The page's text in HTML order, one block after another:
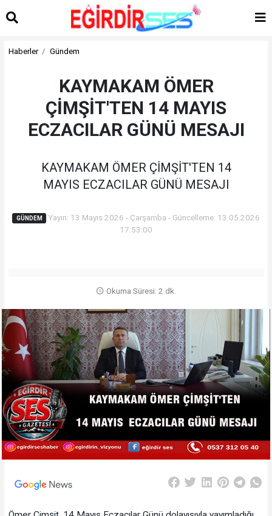
Haberler Gündem
KAYMAKAM ÖMER
ÇİMŞİT'TEN 14 MAYIS
ECZACILAR GÜNÜ MESAJI
KAYMAKAM ÖMER ÇİMŞİT'TEN 14
MAYIS ECZACILAR GÜNÜ MESAJI
GÜNDEM
Yayın: 13 Mayıs 2026 - Çarşamba - Güncelleme: 13.05.2026
17:53:00
Okuma Süresi: 2 dk.